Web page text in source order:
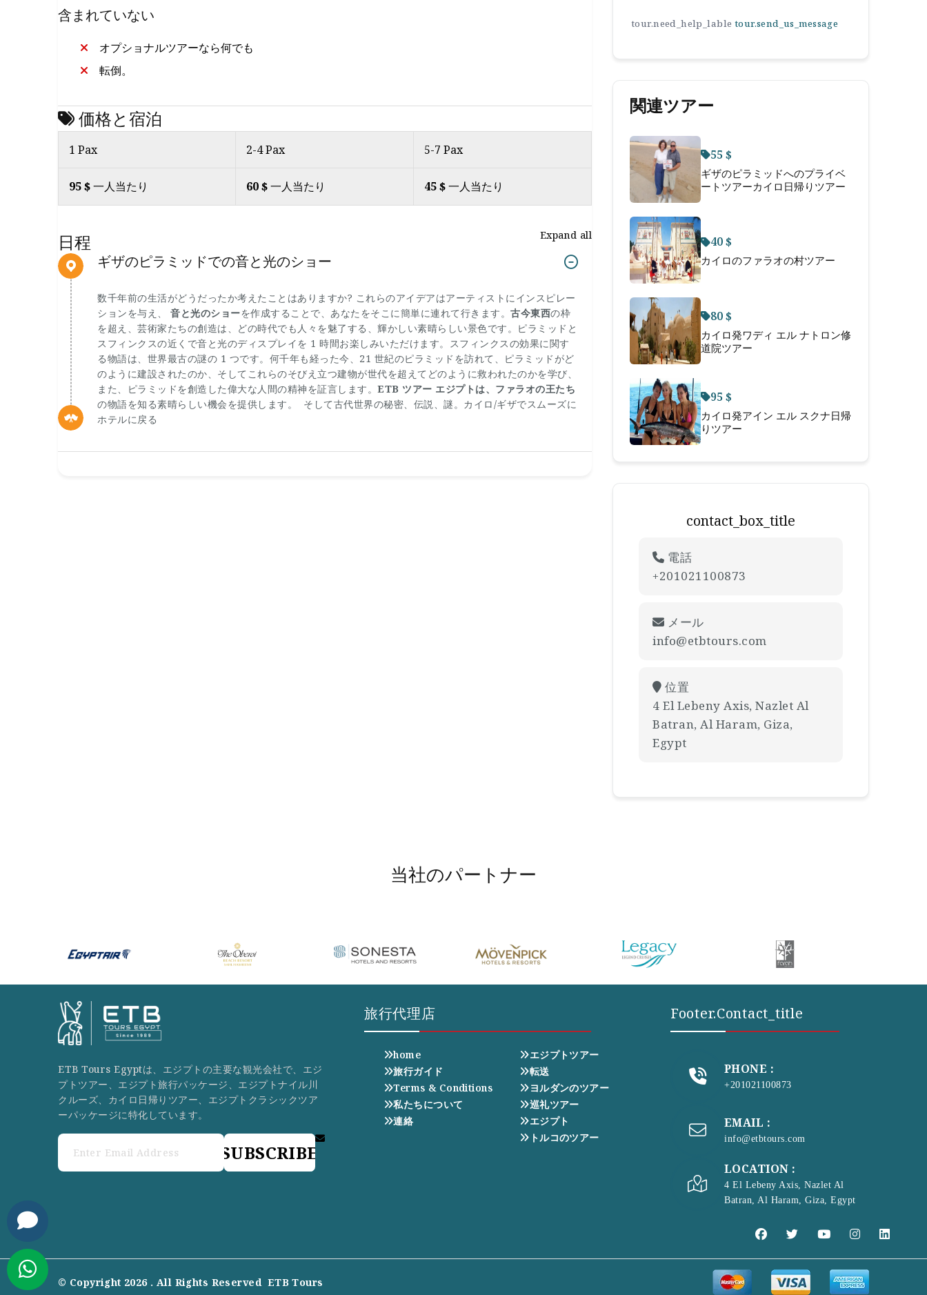
含まれていない
オプショナルツアーなら何でも
転倒。
価格と宿泊
1 Pax 2-4 Pax 5-7 Pax
95 $一人当たり 60 $一人当たり 45 $一人当たり
日程 Expand all
ギザのピラミッドでの音と光のショー
数千年前の生活がどうだったか考えたことはありますか? これらのアイデアはアーティストにインスピレー
ションを与え、
音と光のショーを作成することで、あなたをそこに簡単に連れて行きます。 古今東西の枠
を超え、芸術家たちの創造は、どの時代でも人々を魅了する、輝かしい素晴らしい景色です。ピラミッドと
スフィンクスの近くで音と光のディスプレイを 1 時間お楽しみいただけます。スフィンクスの効果に関す
る物語は、世界最古の謎の 1 つです。何千年も経った今、21 世紀のピラミッドを訪れて、ピラミッドがど
のように建設されたのか、そしてこれらのそびえ立つ建物が世代を超えてどのように救われたのかを学び、
また、ピラミッドを創造した偉大な人間の精神を証言します。 ETB ツアー エジプトは、ファラオの王たち
の物語を知る素晴らしい機会を提供します。 そして古代世界の秘密、伝説、謎。カイロ/ギザでスムーズに
ホテルに戻る
tour.need_help_lable tour.send_us_message
関連ツアー
55 $
ギザのピラミッドへのプライベ
ートツアーカイロ日帰りツアー
40 $
カイロのファラオの村ツアー
80 $
カイロ発ワディ エル ナトロン修
道院ツアー
95 $
カイロ発アイン エル スクナ日帰
りツアー
contact_box_title
電話
+201021100873
メール
info@etbtours.com
位置
4 El Lebeny Axis, Nazlet Al
Batran, Al Haram, Giza,
Egypt
当社のパートナー
ETB Tours Egyptは、エジプトの主要な観光会社で、エジ
プトツアー、エジプト旅行パッケージ、エジプトナイル川
クルーズ、カイロ日帰りツアー、エジプトクラシックツア
ーパッケージに特化しています。
SUBSCRIBE
旅行代理店
home
旅行ガイド
Terms & Conditions
私たちについて
連絡
エジプトツアー
転送
ヨルダンのツアー
巡礼ツアー
エジプト
トルコのツアー
Footer.contact_title
PHONE :
+201021100873
EMAIL :
info@etbtours.com
LOCATION :
4 El Lebeny Axis, Nazlet Al
Batran, Al Haram, Giza, Egypt
© Copyright 2026 . All Rights Reserved ETB Tours